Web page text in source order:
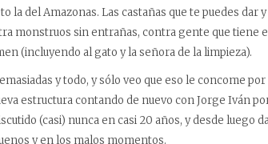
la del Amazonas. Las castañas que te puedes dar
monstruos sin entrañas, contra gente que tiene
(incluyendo al gato y la señora de la limpieza).
y todo, y sólo veo que eso le concome
estructura contando de nuevo con Jorge Iván
(casi) nunca en casi 20 años, y desde luego
y en los malos momentos.